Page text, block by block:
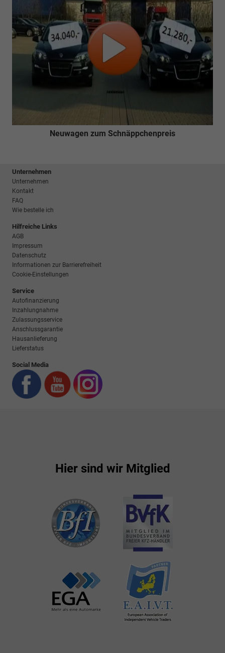
Neuwagen zum Schnäppchenpreis
Unternehmen
Unternehmen
Kontakt
FAQ
Wie bestelle ich
Hilfreiche Links
AGB
Impressum
Datenschutz
Informationen zur Barrierefreiheit
Cookie-Einstellungen
Service
Autofinanzierung
Inzahlungnahme
Zulassungsservice
Anschlussgarantie
Hausanlieferung
Lieferstatus
Social Media
Hier sind wir Mitglied